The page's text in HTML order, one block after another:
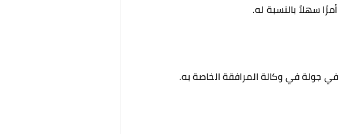
سهلاً بالنسبة له.
جولة في وكالة المرافقة الخاصة به.